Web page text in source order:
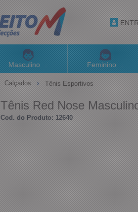
Masculino Feminino
Calçados Tênis Esportivos
Tênis Red Nose
Cod. do Produto: 12640